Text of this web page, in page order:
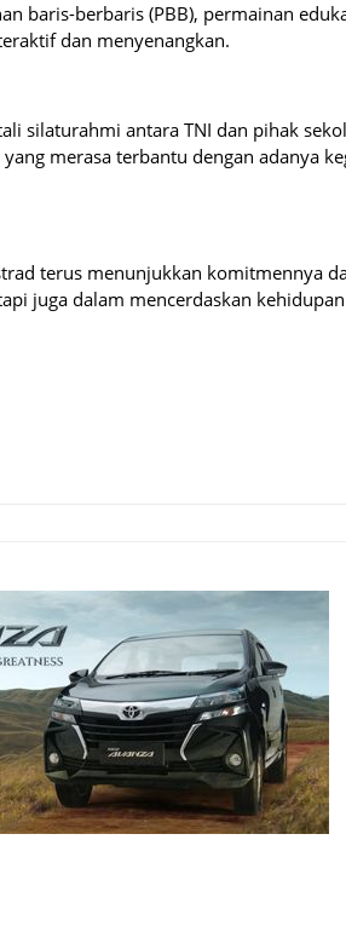
baris-berbaris (PBB), permainan
dan menyenangkan.
silaturahmi antara TNI dan pihak
merasa terbantu dengan adanya
terus menunjukkan komitmennya
juga dalam mencerdaskan